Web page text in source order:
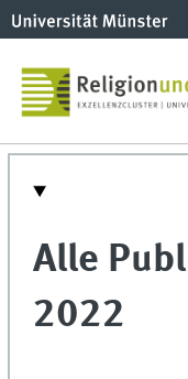
Alle
2022